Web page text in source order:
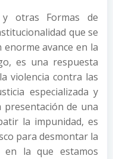
otras Formas de
que se
avance en la
es una respuesta
violencia contra las
especializada y
de una
la impunidad, es
para desmontar la
en la que estamos